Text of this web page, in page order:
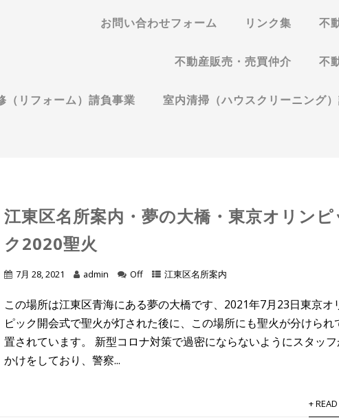
お問い合わせフォーム リンク集 不
不動産販売・売買仲介 不
（リフォーム）請負事業 室内清掃（ハウスクリーニング
江東区名所案内・夢の大橋・東京オリンピ
ク2020聖火
7月 28, 2021 admin Off 江東区名所案内
この場所は江東区青海にある夢の大橋です、2021年7月23日東京オ
ピック開会式で聖火が灯された後に、この場所にも聖火が分けられ
置されています。 新型コロナ対策で過密にならないようにスタッ
かけをしており、警察...
+